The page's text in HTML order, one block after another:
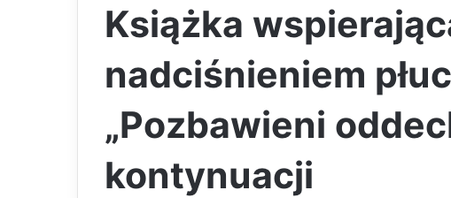
Książka
nadciśnieniem
„Pozbawieni
kontynuacji